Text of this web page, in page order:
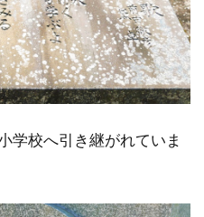
学校へ引き継がれていま